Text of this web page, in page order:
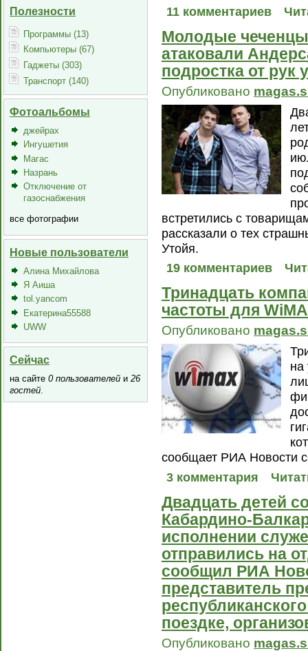
Полезности
Программы (13)
Компьютеры (67)
Гаджеты (303)
Транспорт (140)
Фотоальбомы
джейрах
Ингушетия
Магас
Назрань
Отключение от
газоснабжения
все фотографии
Новые пользователи
Алина Михайлова
Я Аиша
tol.yancom
Екатерина55588
UWW
Сейчас
на сайте 0 пользователей и 26
гостей.
11 комментариев
Молодые чеченцы
атаковали
подростка от рук
Опубликовано
встретились с
рассказали о тех
Утойя.
19 комментариев
Тринадцать
частоты для
Опубликовано
на
сообщает РИА Новости
3 комментария
Двадцать детей
Кабардино-
исполнении
отправились на
сообщил РИА
представитель
поездке,
Опубликовано